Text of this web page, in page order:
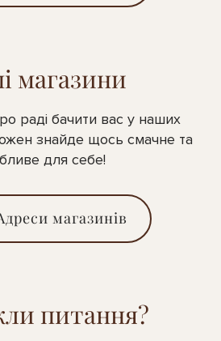
магазини
раді бачити вас у наших
знайде щось смачне та
для себе!
магазинів
питання?